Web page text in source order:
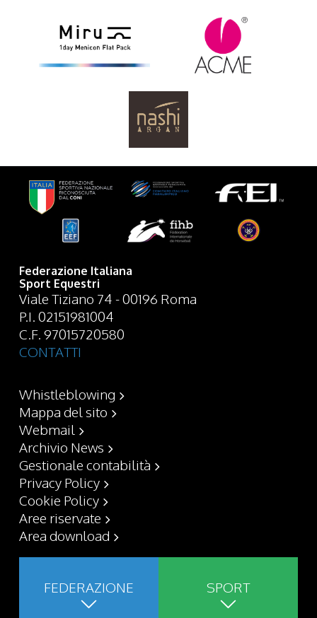
Federazione Italiana
Sport Equestri
Viale Tiziano 74 - 00196 Roma
P.I. 02151981004
C.F. 97015720580
CONTATTI
Whistleblowing
Mappa del sito
Webmail
Archivio News
Gestionale contabilità
Privacy Policy
Cookie Policy
Aree riservate
Area download
FEDERAZIONE SPORT